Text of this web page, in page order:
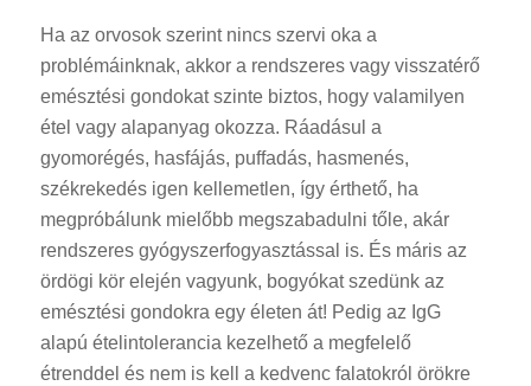
Ha az orvosok szerint nincs szervi oka a
problémáinknak, akkor a rendszeres vagy visszatérő
emésztési gondokat szinte biztos, hogy valamilyen
étel vagy alapanyag okozza. Ráadásul a
gyomorégés, hasfájás, puffadás, hasmenés,
székrekedés igen kellemetlen, így érthető, ha
megpróbálunk mielőbb megszabadulni tőle, akár
rendszeres gyógyszerfogyasztással is. És máris az
ördögi kör elején vagyunk, bogyókat szedünk az
emésztési gondokra egy életen át! Pedig az IgG
alapú ételintolerancia kezelhető a megfelelő
étrenddel és nem is kell a kedvenc falatokról örökre